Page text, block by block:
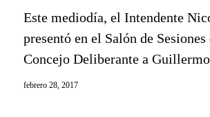
Este mediodía, el Intendente
presentó en el Salón de
Concejo Deliberante a
febrero 28, 2017